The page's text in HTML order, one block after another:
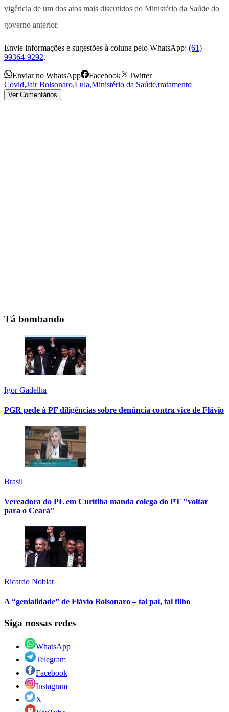
vigência de um dos atos mais discutidos do Ministério da Saúde do
governo anterior.
Envie informações e sugestões à coluna pelo WhatsApp: (61)
99364-9292.
Enviar no WhatsApp Facebook
Twitter
Covid,Jair Bolsonaro,Lula,Ministério da Saúde,tratamento
Ver Comentários
Tá bombando
Igor Gadelha
PGR pede à PF diligências sobre denúncia contra vice de Flávio
Brasil
Vereadora do PL em Curitiba manda colega do PT "voltar
para o Ceará"
Ricardo Noblat
A “genialidade” de Flávio Bolsonaro – tal pai, tal filho
Siga nossas redes
WhatsApp
Telegram
Facebook
Instagram
X